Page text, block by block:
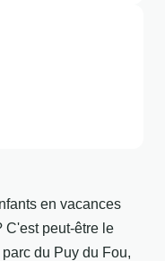
en vacances
C'est peut-être le
du Puy du Fou,